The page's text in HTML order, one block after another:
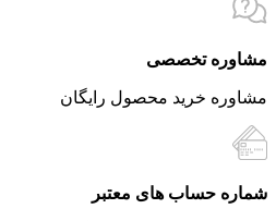
مشاوره تخصصی
مشاوره خرید محصول رایگان
شماره حساب های معتبر